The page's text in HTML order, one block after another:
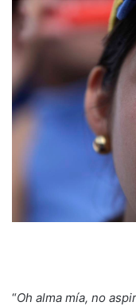
“Oh alma mía, no